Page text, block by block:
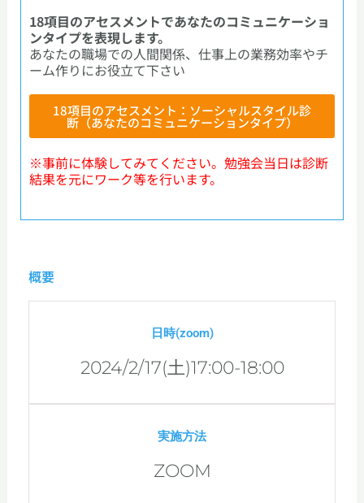
18項目のアセスメントであなたのコミュニケーショ
ンタイプを表現します。
あなたの職場での人間関係、仕事上の業務効率やチ
ーム作りにお役立て下さい
18項目のアセスメント：ソーシャルスタイル診
断（あなたのコミュニケーションタイプ）
※事前に体験してみてください。勉強会当日は診断
結果を元にワーク等を行います。
概要
日時(zoom)
2024/2/17(土)17:00-18:00
実施方法
ZOOM